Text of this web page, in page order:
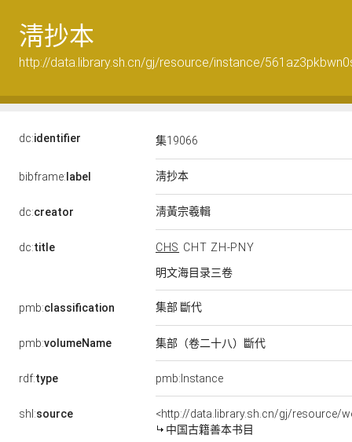
淸抄本
http://data.library.sh.cn/gj/resource/instance/
dc:identifier 集19066
bibframe:label 淸抄本
dc:creator 淸黃宗羲輯
dc:title CHS CHT ZH-PNY
明文海目录三卷
pmb:classification 集部 斷代
pmb:volumeName 集部（卷二十八）斷代
rdf:type pmb:Instance
shl:source
<http://data.library.sh.cn/gj/resource/
中国古籍善本书目